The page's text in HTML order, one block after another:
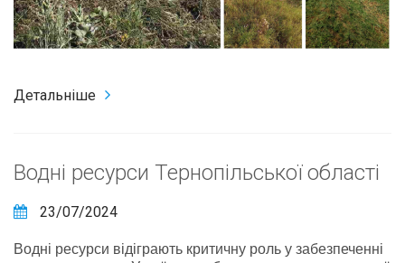
Детальніше
Водні ресурси Тернопільської області
23/07/2024
Водні ресурси відіграють критичну роль у забезпеченні